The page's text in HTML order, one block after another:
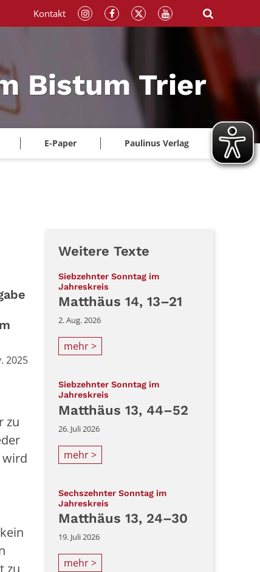
Bistum Trier
E-Paper Paulinus Verlag
Kontakt
2025
zu
wird
Weitere Texte
Siebzehnter Sonntag im
Jahreskreis
Matthäus 14, 13–21
2. Aug. 2026
mehr >
Siebzehnter Sonntag im
Jahreskreis
Matthäus 13, 44–52
26. Juli 2026
mehr >
Sechszehnter Sonntag im
Jahreskreis
Matthäus 13, 24–30
19. Juli 2026
mehr >